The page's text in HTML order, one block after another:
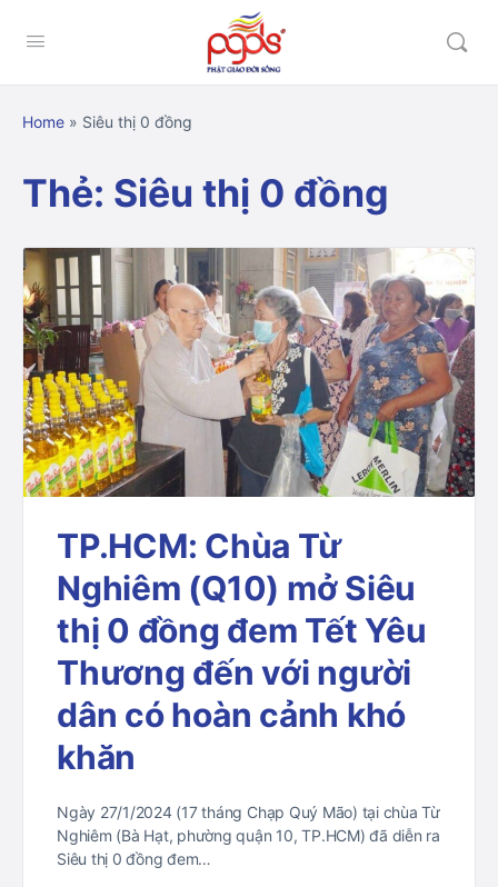
Home » Siêu thị 0 đồng
Thẻ: Siêu thị 0 đồng
TP.HCM: Chùa Từ
Nghiêm (Q10) mở Siêu
thị 0 đồng đem Tết Yêu
Thương đến với người
dân có hoàn cảnh khó
khăn
Ngày 27/1/2024 (17 tháng Chạp Quý Mão) tại chùa Từ
Nghiêm (Bà Hạt, phường quận 10, TP.HCM) đã diễn ra
Siêu thị 0 đồng đem…